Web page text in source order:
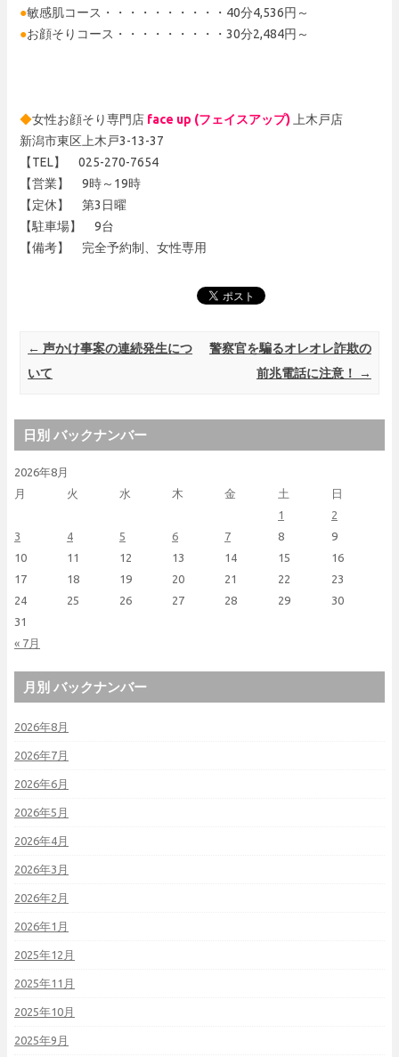
●敏感肌コース・・・・・・・・・・40分4,536円～
●お顔そりコース・・・・・・・・・30分2,484円～
◆女性お顔そり専門店 face up (フェイスアップ)上木戸店
新潟市東区上木戸3-13-37
【TEL】 025-270-7654
【営業】 9時～19時
【定休】 第3日曜
【駐車場】 9台
【備考】 完全予約制、女性専用
Post navigation
← 声かけ事案の連続発生につ
いて
警察官を騙るオレオレ詐欺の
前兆電話に注意！
→
日別 バックナンバー
2026年8月
月
火 水 木 金 土 日
« 7月
1
2
3
4 5 6 7 8
9
10
11 12 13 14 15
16
17
18 19 20 21 22
23
24
25 26 27 28 29
30
31
月別 バックナンバー
2026年8月
2026年7月
2026年6月
2026年5月
2026年4月
2026年3月
2026年2月
2026年1月
2025年12月
2025年11月
2025年10月
2025年9月